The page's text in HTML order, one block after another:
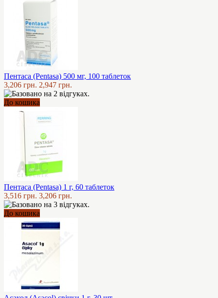
Пентаса (Pentasa) 500 мг, 100 таблеток
3,206 грн. 2,947 грн.
До кошика
Пентаса (Pentasa) 1 г, 60 таблеток
3,516 грн. 3,206 грн.
До кошика